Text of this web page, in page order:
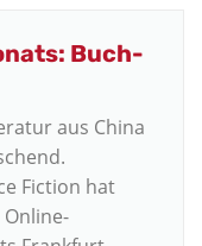
Buch-
aus China
Fiction hat